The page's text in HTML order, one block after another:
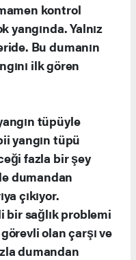
kontrol
yangında. Yalnız
Bu dumanın
ilk gören
tüpüyle
yangın tüpü
fazla bir şey
dumandan
çıkıyor.
bir sağlık problemi
olan çarşı ve
dumandan